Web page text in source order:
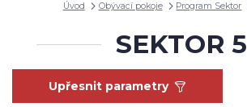
Úvod Obývací pokoje Program Sektor
SEKTOR 5
Upřesnit parametry